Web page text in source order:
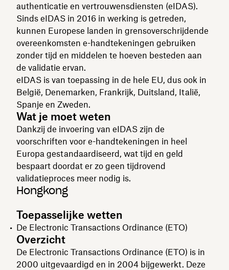
authenticatie en vertrouwensdiensten (eIDAS).
Sinds eIDAS in 2016 in werking is getreden,
kunnen Europese landen in grensoverschrijdende
overeenkomsten e-handtekeningen gebruiken
zonder tijd en middelen te hoeven besteden aan
de validatie ervan.
eIDAS is van toepassing in de hele EU, dus ook in
België, Denemarken, Frankrijk, Duitsland, Italië,
Spanje en Zweden.
Wat je moet weten
Dankzij de invoering van eIDAS zijn de
voorschriften voor e-handtekeningen in heel
Europa gestandaardiseerd, wat tijd en geld
bespaart doordat er zo geen tijdrovend
validatieproces meer nodig is.
Hongkong
Toepasselijke wetten
De Electronic Transactions Ordinance (ETO)
Overzicht
De Electronic Transactions Ordinance (ETO) is in
2000 uitgevaardigd en in 2004 bijgewerkt. Deze